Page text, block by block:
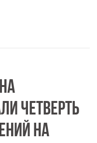
ЧЕТВЕРТЬ
НА